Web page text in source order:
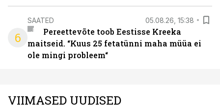
6
SAATED 05.08.26, 15:38
Pereettevõte toob Eestisse Kreeka
maitseid. “Kuus 25 fetatünni maha müüa ei
ole mingi probleem“
VIIMASED UUDISED